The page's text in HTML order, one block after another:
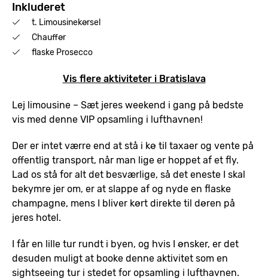
Inkluderet
t. Limousinekørsel
Chauffør
flaske Prosecco
Vis flere aktiviteter i Bratislava
Lej limousine – Sæt jeres weekend i gang på bedste
vis med denne VIP opsamling i lufthavnen!
Der er intet værre end at stå i kø til taxaer og vente på
offentlig transport, når man lige er hoppet af et fly.
Lad os stå for alt det besværlige, så det eneste I skal
bekymre jer om, er at slappe af og nyde en flaske
champagne, mens I bliver kørt direkte til døren på
jeres hotel.
I får en lille tur rundt i byen, og hvis I ønsker, er det
desuden muligt at booke denne aktivitet som en
sightseeing tur i stedet for opsamling i lufthavnen.